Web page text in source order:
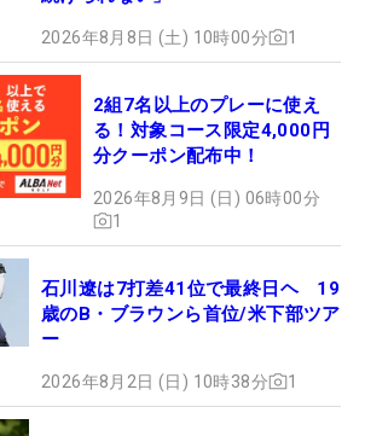
2026年8月8日 (土) 10時00分 1
2組7名以上のプレーに使え
る！対象コース限定4,000円
分クーポン配布中！
2026年8月9日 (日) 06時00分
1
石川遼は7打差41位で最終日ヘ 19
歳のB・ブラウンら首位/米下部ツア
ー
2026年8月2日 (日) 10時38分 1